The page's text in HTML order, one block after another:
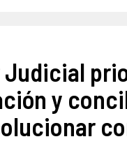
Judicial
y